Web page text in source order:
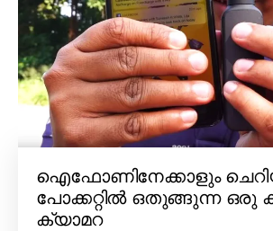
ഐഫോണിനേക്കാളും
പോക്കറ്റിൽ ഒതുങ്ങുന്ന ഒരു
ക്യാമറ